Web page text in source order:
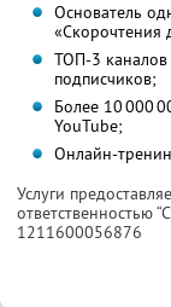
Основатель
«Скорочтения
ТОП-3 каналов
подписчиков;
Более 10 000
YouTube;
Онлайн-
Услуги
ответственностью
1211600056876